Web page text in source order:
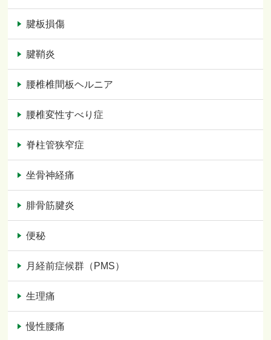
腱板損傷
腱鞘炎
腰椎椎間板ヘルニア
腰椎変性すべり症
脊柱管狭窄症
坐骨神経痛
腓骨筋腱炎
便秘
月経前症候群（PMS）
生理痛
慢性腰痛